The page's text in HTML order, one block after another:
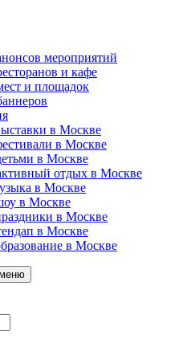
мероприятий
и кафе
и площадок
в Москве
в Москве
в Москве
отдых в Москве
в Москве
в Москве
в Москве
в Москве
в Москве